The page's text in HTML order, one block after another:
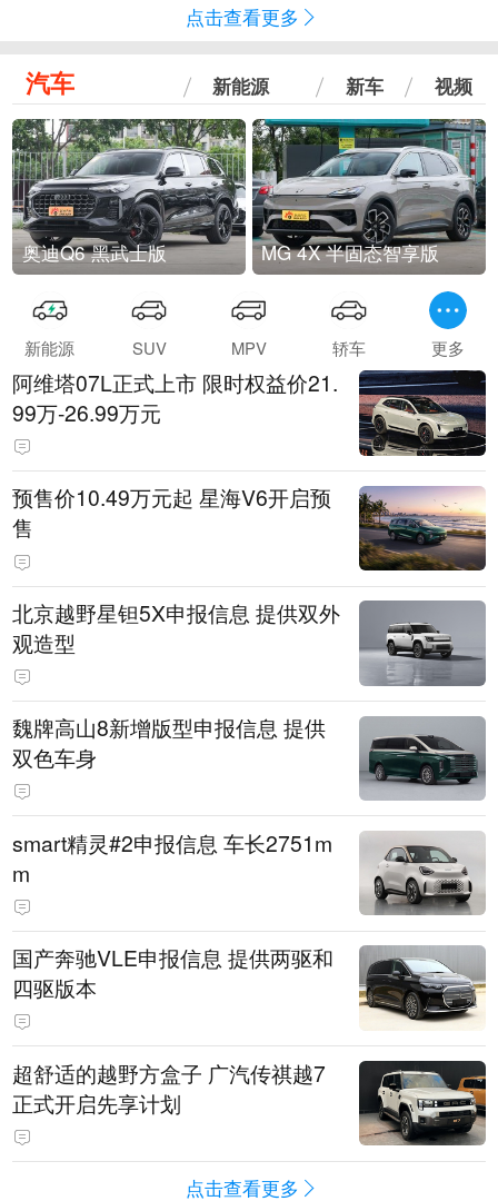
点击查看更多
汽车 新能源 新车 视频
奥迪Q6 黑武士版 MG 4X 半固态智享版
新能源 SUV MPV 轿车 更多
阿维塔07L正式上市 限时权益价21.
99万-26.99万元
预售价10.49万元起 星海V6开启预
售
北京越野星钽5X申报信息 提供双外
观造型
魏牌高山8新增版型申报信息 提供
双色车身
smart精灵#2申报信息 车长2751m
m
国产奔驰VLE申报信息 提供两驱和
四驱版本
超舒适的越野方盒子 广汽传祺越7
正式开启先享计划
点击查看更多